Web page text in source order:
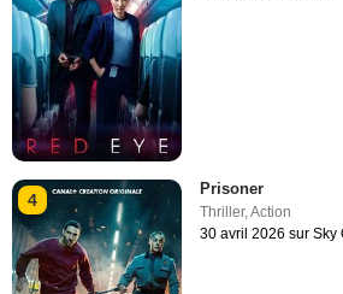
4
Prisoner
Thriller,Action
30 avril 2026 sur Sky